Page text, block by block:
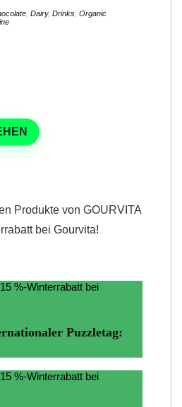
Dairy, Drinks Organic
Produkte von GOURVITA
bei Gourvita!
Puzzletag: